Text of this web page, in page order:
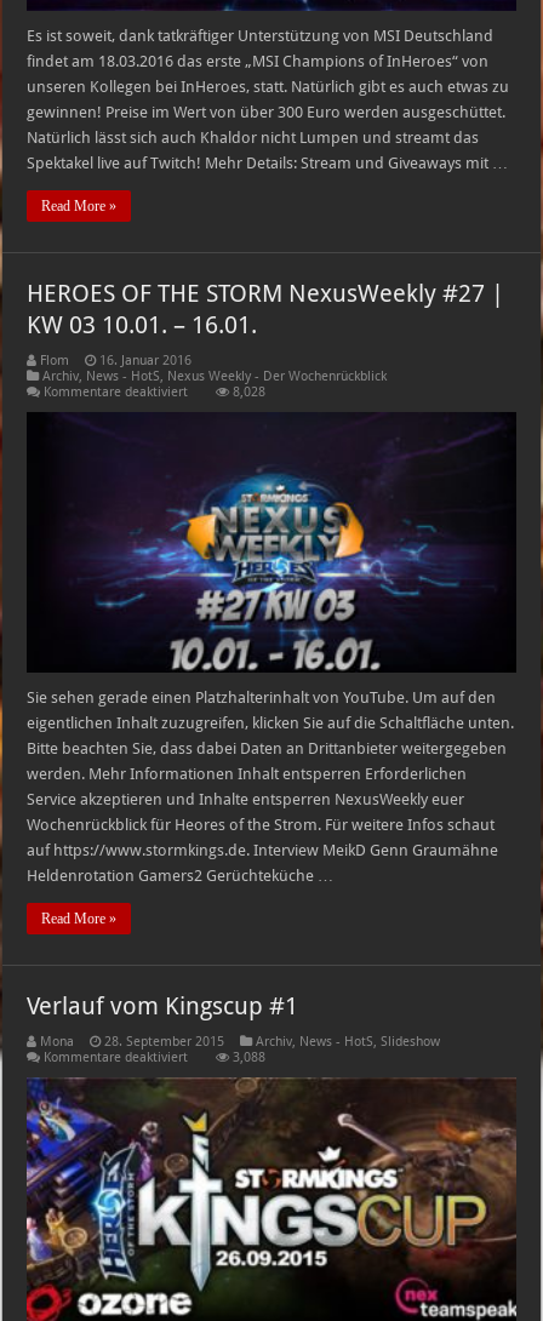
Es ist soweit, dank tatkräftiger Unterstützung von MSI Deutschland
findet am 18.03.2016 das erste „MSI Champions of InHeroes“ von
unseren Kollegen bei InHeroes, statt. Natürlich gibt es auch etwas zu
gewinnen! Preise im Wert von über 300 Euro werden ausgeschüttet.
Natürlich lässt sich auch Khaldor nicht Lumpen und streamt das
Spektakel live auf Twitch! Mehr Details: Stream und Giveaways mit …
Read More »
HEROES OF THE STORM NexusWeekly #27 |
KW 03 10.01. – 16.01.
Flom
16. Januar 2016
Archiv, News - HotS, Nexus Weekly - Der Wochenrückblick
Kommentare deaktiviertfür
NexusWeekly
KW
03
10.01.
–
16.01.
8,028
Sie sehen gerade einen Platzhalterinhalt von YouTube. Um auf den
eigentlichen Inhalt zuzugreifen, klicken Sie auf die Schaltfläche unten.
Bitte beachten Sie, dass dabei Daten an Drittanbieter weitergegeben
werden. Mehr Informationen Inhalt entsperren Erforderlichen
Service akzeptieren und Inhalte entsperren NexusWeekly euer
Wochenrückblick für Heores of the Strom. Für weitere Infos schaut
auf https://www.stormkings.de. Interview MeikD Genn Graumähne
Heldenrotation Gamers2 Gerüchteküche …
Read More »
Verlauf vom Kingscup #1
Mona 28. September 2015 Archiv, News - HotS,Slideshow
Kommentare deaktiviertfür
Kingscup
#1
3,088